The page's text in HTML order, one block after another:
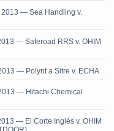
2013 — Sea Handling v.
— Saferoad RRS v. OHIM
— Polynt a Sitre v. ECHA
— Hitachi Chemical
— El Corte Inglés v. OHIM